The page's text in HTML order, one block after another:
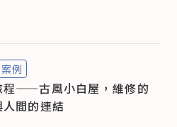
案例
程——古風小白屋，維修的
間的連結